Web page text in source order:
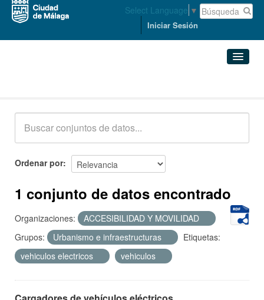
Select Language ▼
Iniciar Sesión
Acerca de
Ordenar por
1 conjunto de datos encontrado
Organizaciones:
ACCESIBILIDAD Y MOVILIDAD
Grupos:
Urbanismo e infraestructuras
Etiquetas:
vehiculos electricos
vehiculos